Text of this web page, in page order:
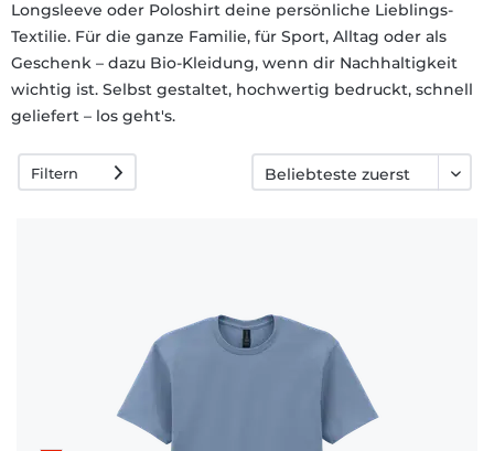
Rückgaberecht
Häufige
Fragen
Longsleeve oder Poloshirt deine persönliche Lieblings-
Textilie. Für die ganze Familie, für Sport, Alltag oder als
Geschenk – dazu Bio-Kleidung, wenn dir Nachhaltigkeit
wichtig ist. Selbst gestaltet, hochwertig bedruckt, schnell
geliefert – los geht's.
Filtern